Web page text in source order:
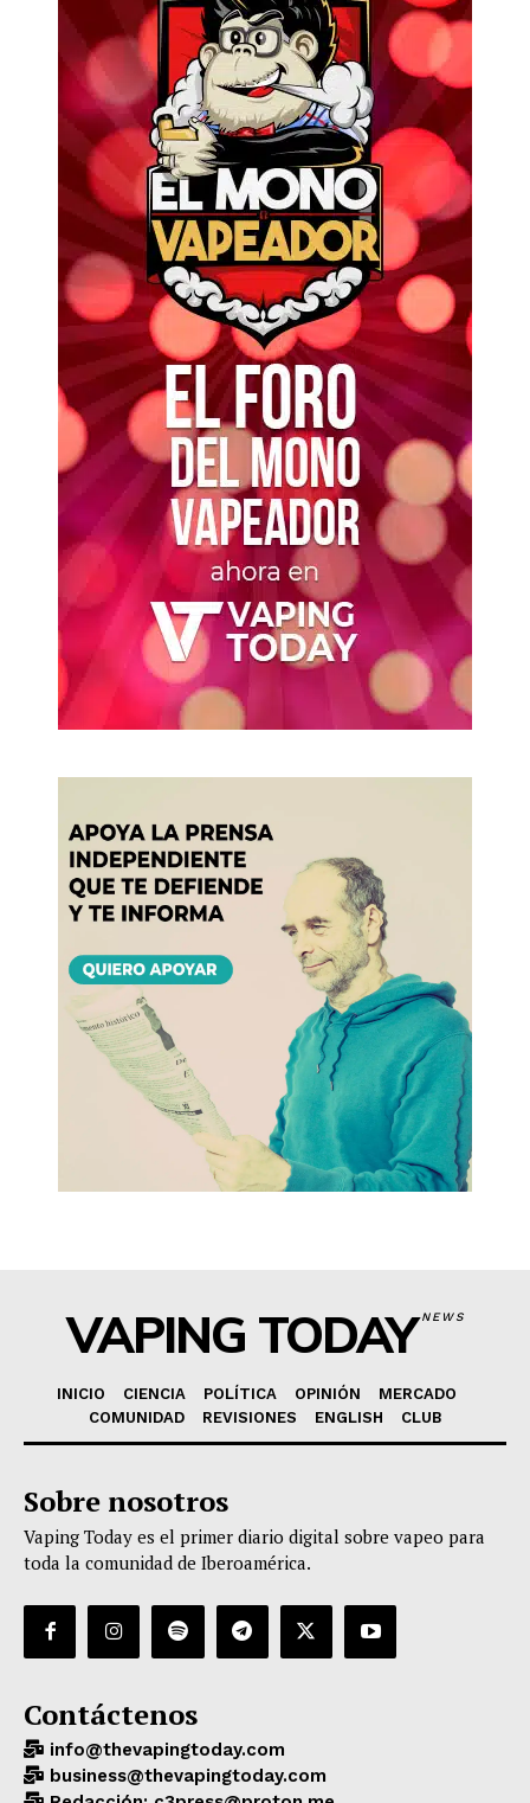
VAPING TODAYNEWS
INICIO CIENCIA POLÍTICA OPINIÓN
MERCADO
COMUNIDAD
REVISIONES ENGLISH CLUB
Sobre nosotros
Vaping Today es el primer diario digital sobre vapeo para
toda la comunidad de Iberoamérica.
Contáctenos
info@thevapingtoday.com
business@thevapingtoday.com